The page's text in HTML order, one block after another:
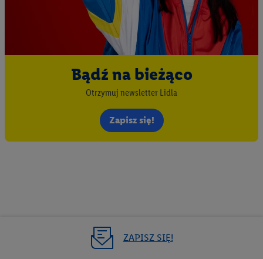
Bądź na bieżąco
Otrzymuj newsletter Lidla
Zapisz się!
ZAPISZ SIĘ!
spersonalizowanych reklam. Tworzenie profili w celu
spersonalizowanych reklam. Wykorzystywanie
ograniczonych danych do wyboru reklam. Rozwój i
ulepszanie usług.
Lista partnerów (dostawców)